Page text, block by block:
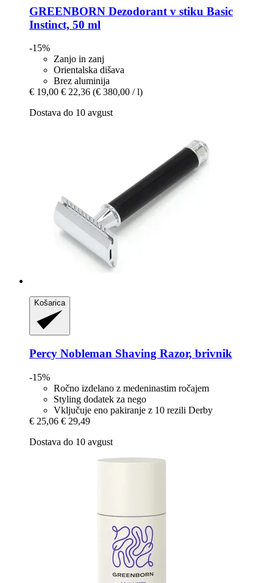
GREENBORN Dezodorant v stiku Basic
Instinct, 50 ml
-15%
Zanjo in zanj
Orientalska dišava
Brez aluminija
€ 19,00 € 22,36 (€ 380,00 / l)
Dostava do 10 avgust
Košarica
Percy Nobleman Shaving Razor, brivnik
-15%
Ročno izdelano z medeninastim ročajem
Styling dodatek za nego
Vključuje eno pakiranje z 10 rezili Derby
€ 25,06 € 29,49
Dostava do 10 avgust